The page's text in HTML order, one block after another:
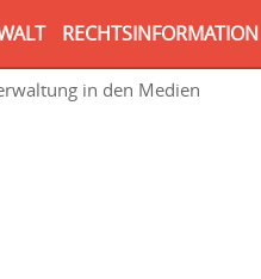
RECHTSINFORMATION
in den Medien